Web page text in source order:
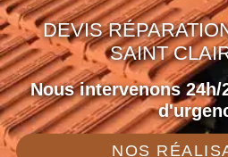
DEVIS
SAINT
Nous intervenons 24h/
NOS